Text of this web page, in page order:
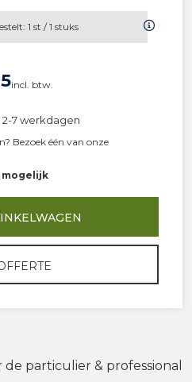
1 st /1 stuks
incl. btw.
7 werkdagen
Bezoek één van onze
de particulier & professional